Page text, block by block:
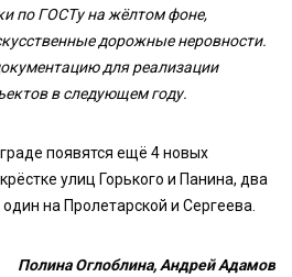
по ГОСТу на жёлтом фоне,
дорожные неровности.
для реализации
в следующем году.
появятся ещё 4 новых
улиц Горького и Панина, два
на Пролетарской и Сергеева.
Полина Оглоблина, Андрей Адамов